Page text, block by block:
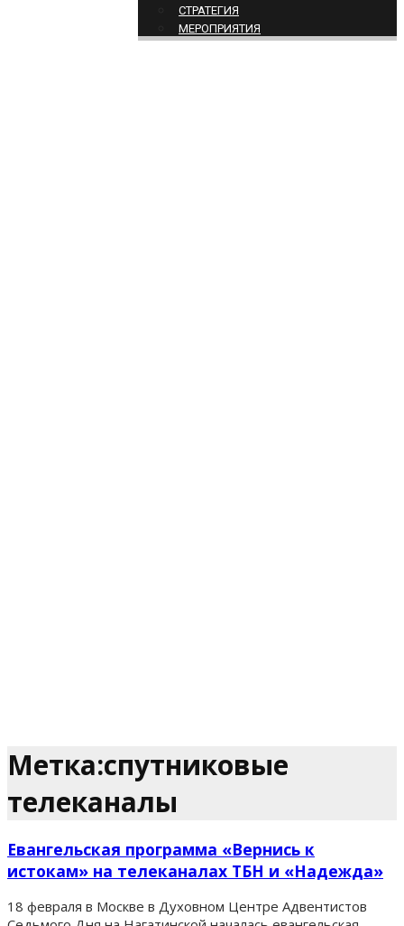
СТРАТЕГИЯ
МЕРОПРИЯТИЯ
Метка:спутниковые
телеканалы
Евангельская программа «Вернись к
истокам» на телеканалах ТБН и «Надежда»
18 февраля в Москве в Духовном Центре Адвентистов